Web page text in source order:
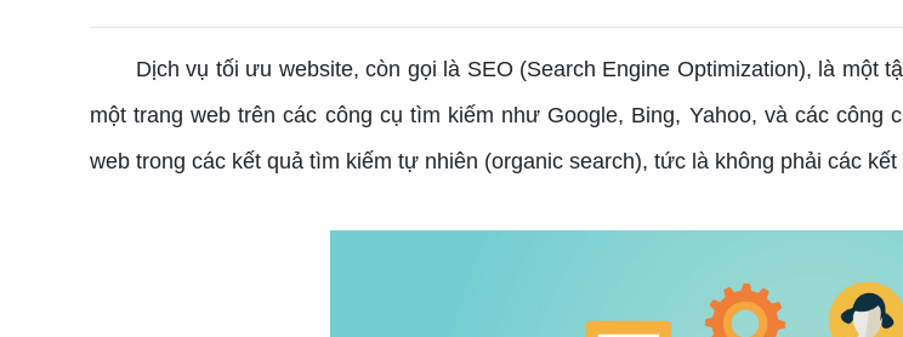
Dịch vụ tối ưu website, còn gọi là SEO (Search Engine Optimization), là một
một trang web trên các công cụ tìm kiếm như Google, Bing, Yahoo, và các
web trong các kết quả tìm kiếm tự nhiên (organic search), tức là không phải các